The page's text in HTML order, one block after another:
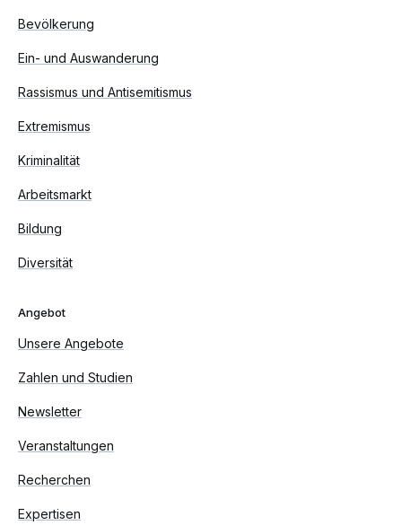
Bevölkerung
Ein- und Auswanderung
Rassismus und Antisemitismus
Extremismus
Kriminalität
Arbeitsmarkt
Bildung
Diversität
Angebot
Unsere Angebote
Zahlen und Studien
Newsletter
Veranstaltungen
Recherchen
Expertisen